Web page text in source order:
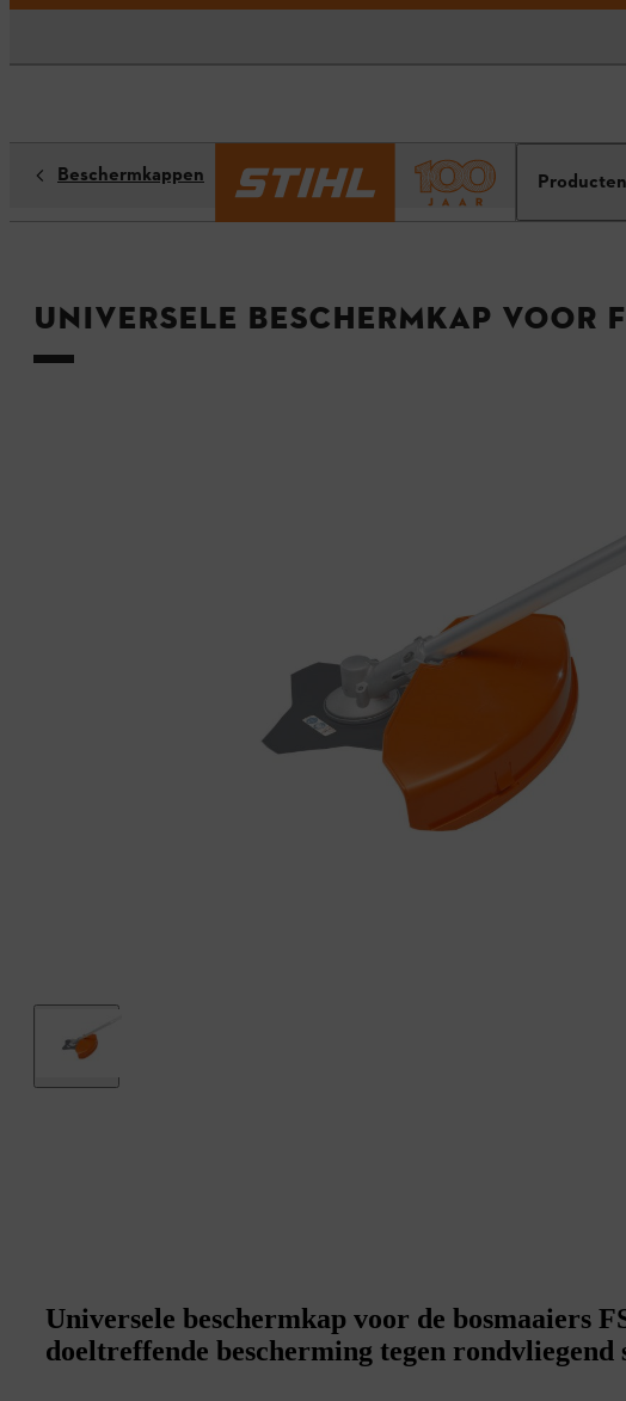
Producten
Beschermkappen
Universele beschermkap voor
Universele beschermkap voor de bosmaaiers
doeltreffende bescherming tegen rondvliegend